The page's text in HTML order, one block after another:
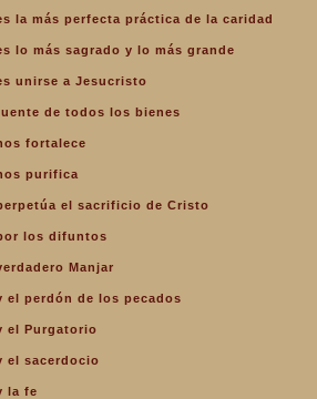
más
más
a
de
la más perfecta práctica de la caridad
lo más sagrado y lo más grande
unirse a Jesucristo
de todos los bienes
fortalece
purifica
el sacrificio de Cristo
los difuntos
Manjar
el perdón de los pecados
el Purgatorio
el sacerdocio
la fe